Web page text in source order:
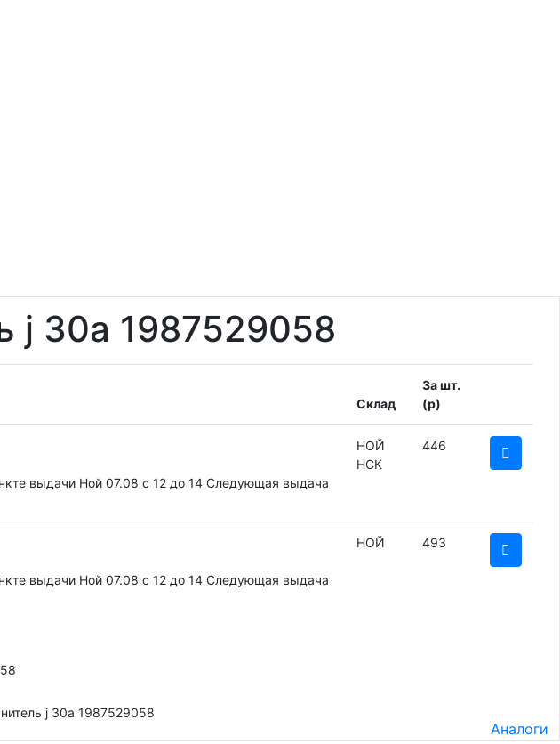
j 30a 1987529058
Склад
За шт.
(p)
выдачи Ной 07.08 c 12 до 14 Следующая выдача
НОЙ
НСК
446
выдачи Ной 07.08 c 12 до 14 Следующая выдача
НОЙ 493
j 30a 1987529058
Аналоги